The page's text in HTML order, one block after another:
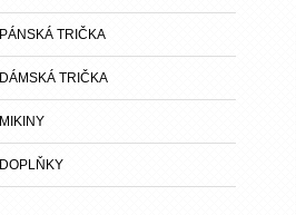
PÁNSKÁ TRIČKA
DÁMSKÁ TRIČKA
MIKINY
DOPLŇKY